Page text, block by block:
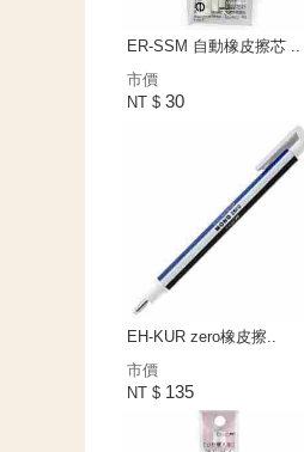
ER-SSM 自動橡皮擦芯 ..
市價
NT $ 30
EH-KUR zero橡皮擦..
市價
NT $ 135